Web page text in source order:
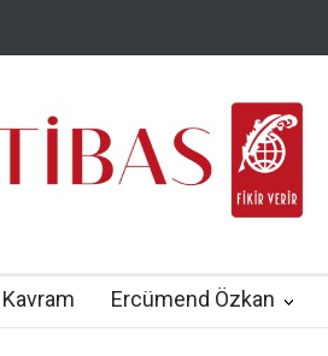
Kavram Ercümend Özkan